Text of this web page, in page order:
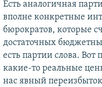
Есть аналогичная
вполне конкретные
бюрократов, которые
достаточных
есть партии слова.
какие-то реальные
нас явный